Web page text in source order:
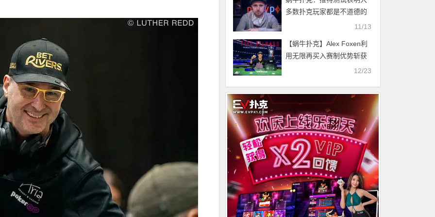
多数扑克玩家都是不道德的
11/13
【蜗牛扑克】Alex Foxen利
用无限再买入赛制优势斩获
WPT五钻扑克赛冠军！12/23